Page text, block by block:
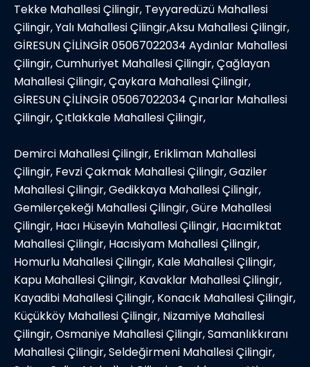
Tekke Mahallesi Çilingir, Teyyaredüzü Mahallesi
Çilingir, Yalı Mahallesi Çilingir,Aksu Mahallesi Çilingir,
GİRESUN ÇİLİNGİR 05067022034 Aydınlar Mahallesi
Çilingir, Cumhuriyet Mahallesi Çilingir, Çağlayan
Mahallesi Çilingir, Çaykara Mahallesi Çilingir,
GİRESUN ÇİLİNGİR 05067022034 Çınarlar Mahallesi
Çilingir, Çıtlakkale Mahallesi Çilingir,
Demirci Mahallesi Çilingir, Erikliman Mahallesi
Çilingir, Fevzi Çakmak Mahallesi Çilingir, Gaziler
Mahallesi Çilingir, Gedikkaya Mahallesi Çilingir,
Gemilerçekeği Mahallesi Çilingir, Güre Mahallesi
Çilingir, Hacı Hüseyin Mahallesi Çilingir, Hacımiktat
Mahallesi Çilingir, Hacısiyam Mahallesi Çilingir,
Homurlu Mahallesi Çilingir, Kale Mahallesi Çilingir,
Kapu Mahallesi Çilingir, Kavaklar Mahallesi Çilingir,
Kayadibi Mahallesi Çilingir, Konacık Mahallesi Çilingir,
Küçükköy Mahallesi Çilingir, Nizamiye Mahallesi
Çilingir, Osmaniye Mahallesi Çilingir, Samanlıkkıranı
Mahallesi Çilingir, Seldeğirmeni Mahallesi Çilingir,